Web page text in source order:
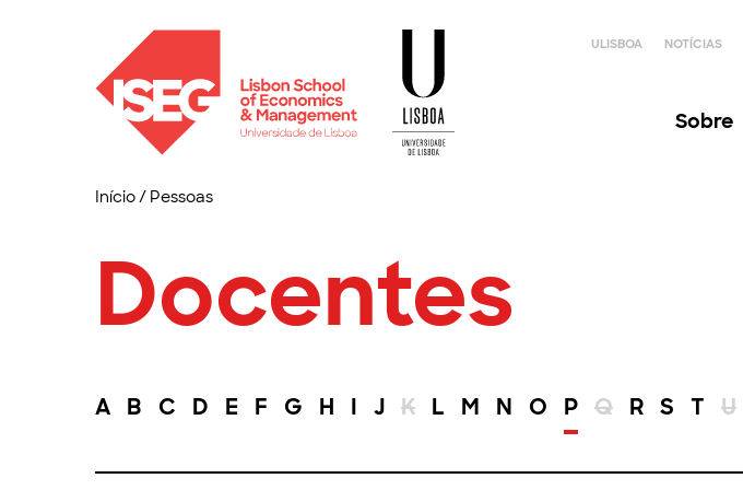
ULISBOA NOTÍCIAS
Sobre
Início/ Pessoas
Docentes
A B C D E F G H I J K L M N O P Q R S T U